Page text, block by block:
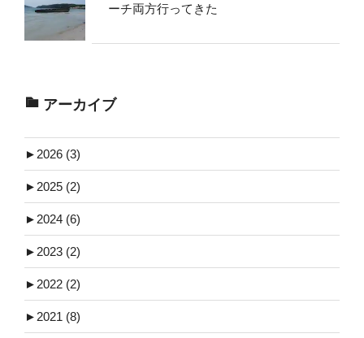
ーチ両方行ってきた
アーカイブ
► 2026 (3)
► 2025 (2)
► 2024 (6)
► 2023 (2)
► 2022 (2)
► 2021 (8)